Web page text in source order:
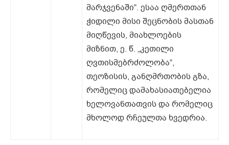
მარჯვენაში“. ესაა ღმერთთან
ჭიდილი მისი შეცნობის მასთან
მიღწევის, მიახლოების
მიზნით, ე. წ. „კეთილი
ღვთისმებრძოლობა“,
თეოზისის, განღმრთობის გზა,
რომელიც დამახასიათებელია
ხელოვანთათვის და რომელიც
მხოლოდ რჩეულთა ხვედრია.